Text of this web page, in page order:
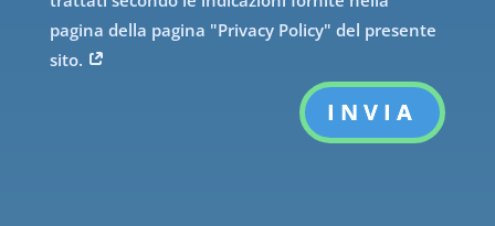
pagina della pagina "Privacy Policy" del presente
sito.
INVIA